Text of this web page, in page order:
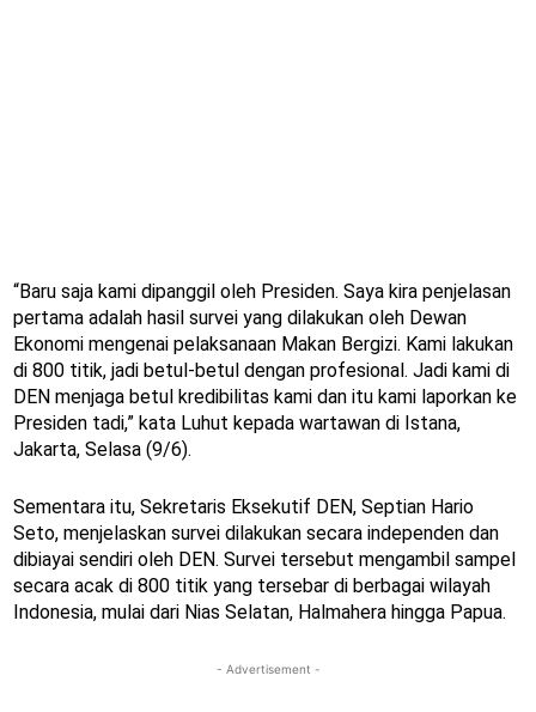
“Baru saja kami dipanggil oleh Presiden. Saya kira penjelasan
pertama adalah hasil survei yang dilakukan oleh Dewan
Ekonomi mengenai pelaksanaan Makan Bergizi. Kami lakukan
di 800 titik, jadi betul-betul dengan profesional. Jadi kami di
DEN menjaga betul kredibilitas kami dan itu kami laporkan ke
Presiden tadi,” kata Luhut kepada wartawan di Istana,
Jakarta, Selasa (9/6).
Sementara itu, Sekretaris Eksekutif DEN, Septian Hario
Seto, menjelaskan survei dilakukan secara independen dan
dibiayai sendiri oleh DEN. Survei tersebut mengambil sampel
secara acak di 800 titik yang tersebar di berbagai wilayah
Indonesia, mulai dari Nias Selatan, Halmahera hingga Papua.
- Advertisement -